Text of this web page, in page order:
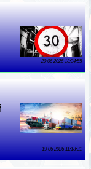
20 06 2026 13:34:55
19 06 2026 11:13:31